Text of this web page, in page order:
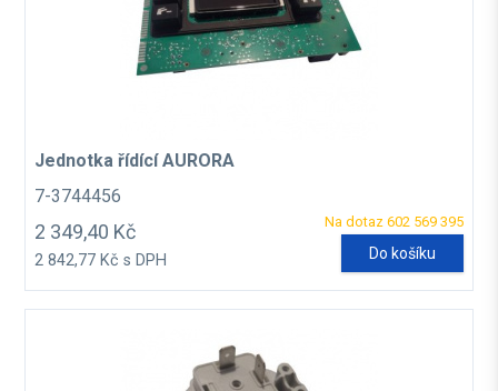
Jednotka řídící AURORA
7-3744456
Na dotaz 602 569 395
2 349,40 Kč
2 842,77 Kč s DPH Do košíku